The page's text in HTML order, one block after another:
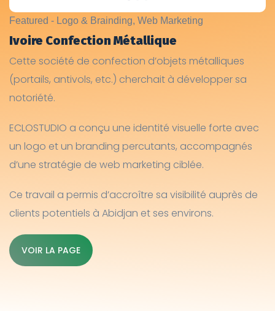
Featured - Logo & Brainding, Web Marketing
Ivoire Confection Métallique
Cette société de confection d’objets métalliques
(portails, antivols, etc.) cherchait à développer sa
notoriété.
ECLOSTUDIO a conçu une identité visuelle forte avec
un logo et un branding percutants, accompagnés
d’une stratégie de web marketing ciblée.
Ce travail a permis d’accroître sa visibilité auprès de
clients potentiels à Abidjan et ses environs.
VOIR LA PAGE